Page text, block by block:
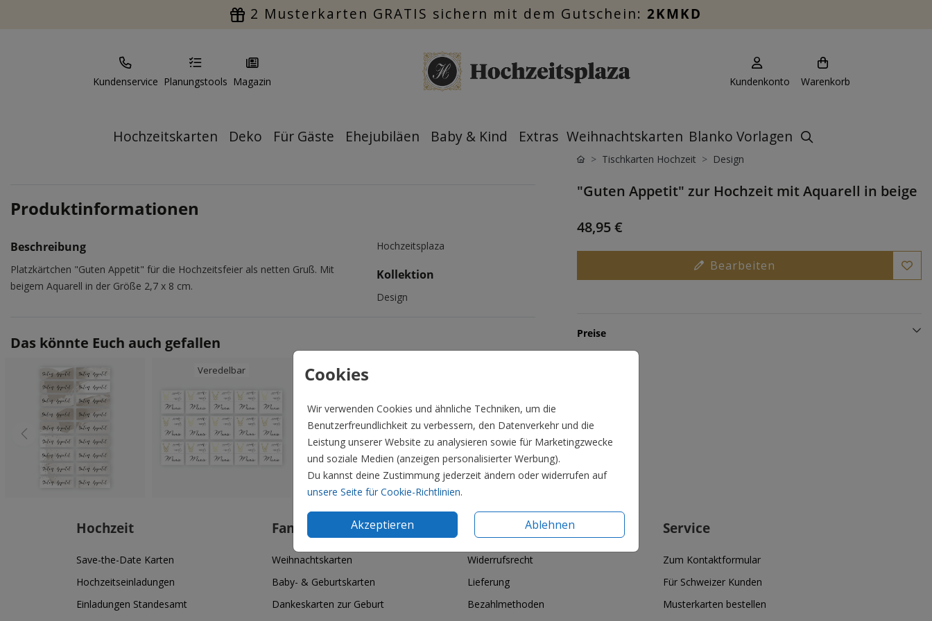
2 Musterkarten GRATIS sichern mit dem Gutschein: 2KMKD
Kundenservice Planungstools Magazin Kundenkonto Warenkorb
Hochzeitskarten Deko Für Gäste Ehejubiläen Baby & Kind Extras Weihnachtskarten Blanko Vorlagen
Cookies
Wir verwenden Cookies und ähnliche Techniken, um die
Benutzerfreundlichkeit zu verbessern, den Datenverkehr und die
Leistung unserer Website zu analysieren sowie für Marketingzwecke
und soziale Medien (anzeigen personalisierter Werbung).
Du kannst deine Zustimmung jederzeit ändern oder widerrufen auf
unsere Seite für Cookie-Richtlinien.
Akzeptieren Ablehnen
Produktinformationen
Beschreibung
Platzkärtchen "Guten Appetit" für die Hochzeitsfeier als netten Gruß. Mit
beigem Aquarell in der Größe 2,7 x 8 cm.
Hochzeitsplaza
Kollektion
Design
Das könnte Euch auch gefallen
Veredelbar Veredelbar
Tischkarten Hochzeit Design
"Guten Appetit" zur Hochzeit mit Aquarell in beige
48,95 €
Bearbeiten
Preise
Hochzeit
Save-the-Date Karten
Hochzeitseinladungen
Einladungen Standesamt
Familie & Feiertage
Weihnachtskarten
Baby- & Geburtskarten
Dankeskarten zur Geburt
Informationen
Widerrufsrecht
Lieferung
Bezahlmethoden
Service
Zum Kontaktformular
Für Schweizer Kunden
Musterkarten bestellen